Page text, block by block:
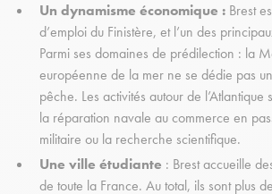
Un dynamisme économique : Brest
d’emploi du Finistère, et l’un des
Parmi ses domaines de prédilection : la
européenne de la mer ne se dédie pas
pêche. Les activités autour de l’Atlantique
la réparation navale au commerce en
militaire ou la recherche scientifique.
Une ville étudiante : Brest accueille
de toute la France. Au total, ils sont plus